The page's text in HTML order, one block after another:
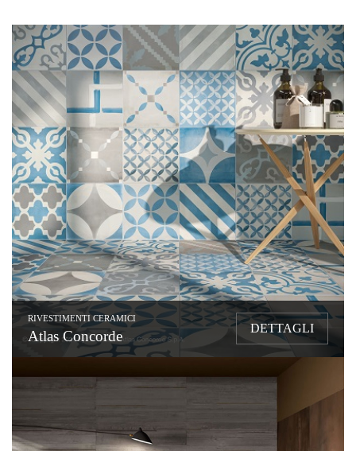
RIVESTIMENTI CERAMICI
Atlas Concorde DETTAGLI